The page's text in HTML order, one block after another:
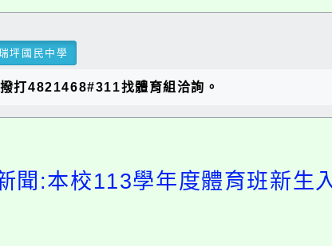
坪國民中學
打4821468#311找體育組洽詢。
聞:本校113學年度體育班新生